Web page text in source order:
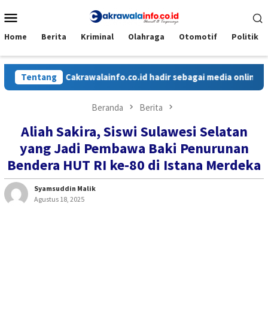
ke
Mobile
Home Berita Kriminal Olahraga Otomotif Politik
Tentang
Cakrawalainfo.co.id hadir sebagai media online yang
Beranda Berita
Aliah Sakira, Siswi Sulawesi Selatan
yang Jadi Pembawa Baki Penurunan
Bendera HUT RI ke-80 di Istana Merdeka
Syamsuddin Malik
Agustus 18, 2025